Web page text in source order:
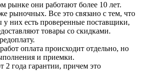
рынке они работают более 10 лет.
рыночных. Все это связано с тем, что
у них есть проверенные поставщики,
товары со скидками.
оплата происходит отдельно, но
и приемки.
2 года гарантии, причем это